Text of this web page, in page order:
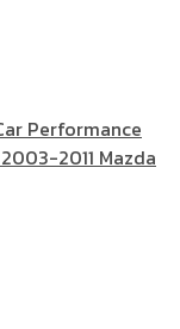
Performance
2011 Mazda